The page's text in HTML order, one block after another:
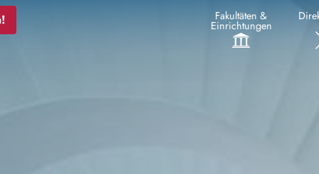
Fakultäten &
Einrichtungen